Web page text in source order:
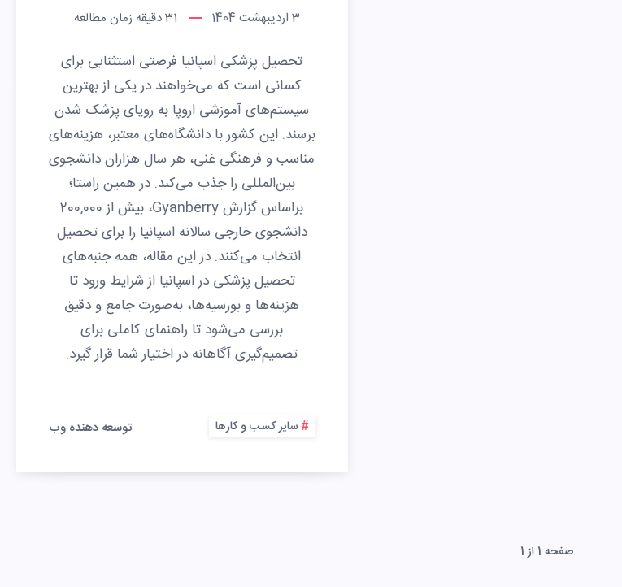
3 اردیبهشت 1404 31دقیقه زمان مطالعه
تحصیل پزشکی اسپانیا فرصتی استثنایی برای
کسانی است که می‌خواهند در یکی از بهترین
سیستم‌های آموزشی اروپا به رویای پزشک شدن
برسند. این کشور با دانشگاه‌های معتبر، هزینه‌های
مناسب و فرهنگی غنی، هر سال هزاران دانشجوی
بین‌المللی را جذب می‌کند. در همین راستا؛
براساس گزارش Gyanberry، بیش از 200,000
دانشجوی خارجی سالانه اسپانیا را برای تحصیل
انتخاب می‌کنند. در این مقاله، همه جنبه‌های
تحصیل پزشکی در اسپانیا از شرایط ورود تا
هزینه‌ها و بورسیه‌ها، به‌صورت جامع و دقیق
بررسی می‌شود تا راهنمای کاملی برای
تصمیم‌گیری آگاهانه در اختیار شما قرار گیرد.
سایر کسب و کارها توسعه دهنده وب
صفحه 1 از 1